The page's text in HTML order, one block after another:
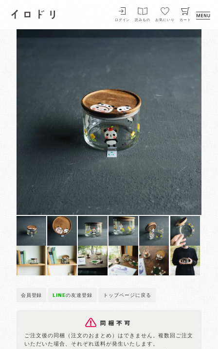
イロドリ
ログイン 読みもの お気にいり カート
会員登録 LINEの友達登録 トップページに戻る
ご注文後の同梱（注文のおまとめ）はできません。複数回ご注文
いただいた場合、それぞれ送料が発生いたします。